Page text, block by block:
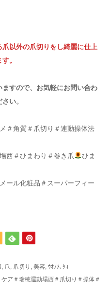
以外の爪切りをし綺麗に仕上
。
すので、お気軽にお問い合わ
い。
＃角質＃爪切り＃連動操体法
西＃ひまわり＃巻き爪
ひま
ール化粧品＃スーパーフィー
爪 爪切り 美容 ｳｵﾉﾒ､ﾀｺ
ア＃瑞穂運動場西＃爪切り＃操体＃